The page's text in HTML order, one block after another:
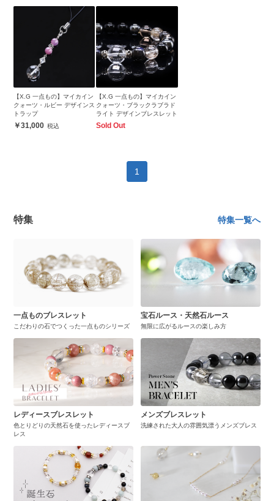
【X.G 一点もの】マイカイン
クォーツ・ルビー デザインス
トラップ
31,000
【X.G 一点もの】マイカイン
クォーツ・ブラックラブラド
ライト デザインブレスレット
Sold Out
1
特集 特集一覧へ
一点ものブレスレット
こだわりの石でつくった一点ものシリーズ
宝石ルース・天然石ルース
無限に広がるルースの楽しみ方
レディースブレスレット
色とりどりの天然石を使ったレディースブ
レス
メンズブレスレット
洗練された大人の雰囲気漂うメンズブレス